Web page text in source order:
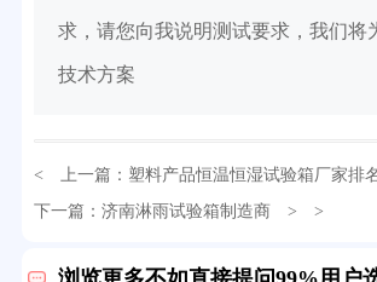
求，请您向我说明测试要求，我们将
技术方案
< 上一篇： 塑料产品恒温恒湿试验箱厂家排
下一篇： 济南淋雨试验箱制造商> >